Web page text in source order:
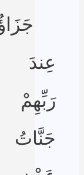
عِندَ
رَبِّهِمْ
جَنَّاتُ